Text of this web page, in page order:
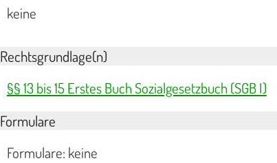
keine
Rechtsgrundlage(n)
§§ 13 bis 15 Erstes Buch Sozialgesetzbuch (SGB I)
Formulare
Formulare: keine